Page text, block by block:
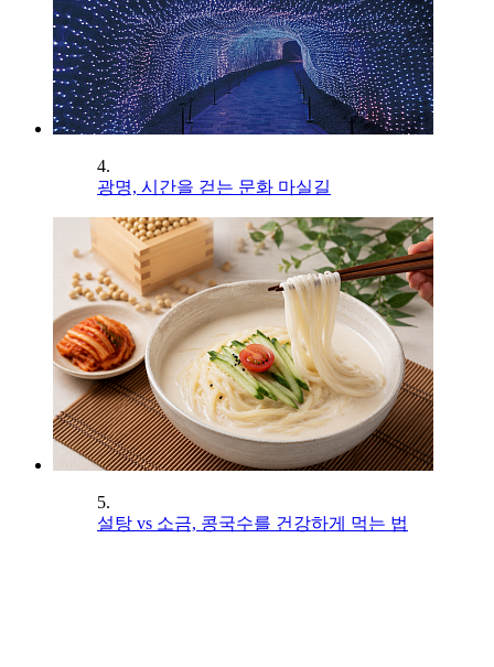
4.
광명, 시간을 걷는 문화 마실길
5.
설탕 vs 소금, 콩국수를 건강하게 먹는 법